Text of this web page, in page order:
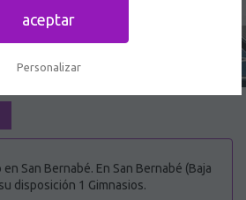
aceptar
Personalizar
San Bernabé. En San Bernabé (Baja
disposición 1 Gimnasios.